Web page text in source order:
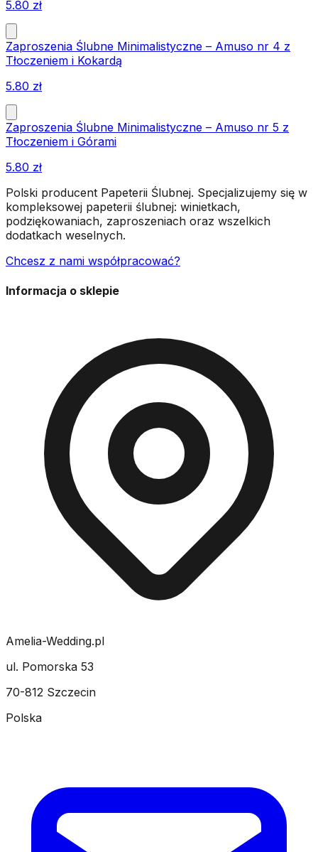
5.80 zł
Zaproszenia Ślubne Minimalistyczne – Amuso nr 4 z
Tłoczeniem i Kokardą
5.80 zł
Zaproszenia Ślubne Minimalistyczne – Amuso nr 5 z
Tłoczeniem i Górami
5.80 zł
Polski producent Papeterii Ślubnej. Specjalizujemy się w
kompleksowej papeterii ślubnej: winietkach,
podziękowaniach, zaproszeniach oraz wszelkich
dodatkach weselnych.
Chcesz z nami współpracować?
Informacja o sklepie
Amelia-Wedding.pl
ul. Pomorska 53
70-812 Szczecin
Polska